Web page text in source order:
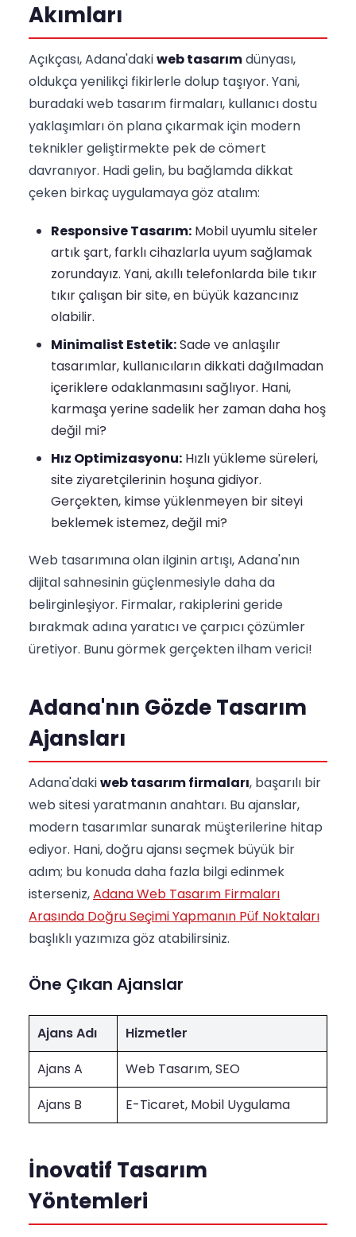
Akımları
Açıkçası, Adana'dakiweb tasarımdünyası,
oldukça yenilikçi fikirlerle dolup taşıyor. Yani,
buradaki web tasarım firmaları, kullanıcı dostu
yaklaşımları ön plana çıkarmak için modern
teknikler geliştirmekte pek de cömert
davranıyor. Hadi gelin, bu bağlamda dikkat
çeken birkaç uygulamaya göz atalım:
Responsive Tasarım: Mobil uyumlu siteler
artık şart, farklı cihazlarla uyum sağlamak
zorundayız. Yani, akıllı telefonlarda bile tıkır
tıkır çalışan bir site, en büyük kazancınız
olabilir.
Minimalist Estetik:Sade ve anlaşılır
tasarımlar, kullanıcıların dikkati dağılmadan
içeriklere odaklanmasını sağlıyor. Hani,
karmaşa yerine sadelik her zaman daha hoş
değil mi?
Hız Optimizasyonu: Hızlı yükleme süreleri,
site ziyaretçilerinin hoşuna gidiyor.
Gerçekten, kimse yüklenmeyen bir siteyi
beklemek istemez, değil mi?
Web tasarımına olan ilginin artışı, Adana'nın
dijital sahnesinin güçlenmesiyle daha da
belirginleşiyor. Firmalar, rakiplerini geride
bırakmak adına yaratıcı ve çarpıcı çözümler
üretiyor. Bunu görmek gerçekten ilham verici!
Adana'nın Gözde Tasarım
Ajansları
Adana'dakiweb tasarım firmaları, başarılı bir
web sitesi yaratmanın anahtarı. Bu ajanslar,
modern tasarımlar sunarak müşterilerine hitap
ediyor. Hani, doğru ajansı seçmek büyük bir
adım; bu konuda daha fazla bilgi edinmek
isterseniz,Adana Web Tasarım Firmaları
Arasında Doğru Seçimi Yapmanın Püf Noktaları
başlıklı yazımıza göz atabilirsiniz.
Öne Çıkan Ajanslar
Ajans Adı
Hizmetler
Ajans A
Web Tasarım, SEO
Ajans B
E-Ticaret, Mobil Uygulama
İnovatif Tasarım
Yöntemleri